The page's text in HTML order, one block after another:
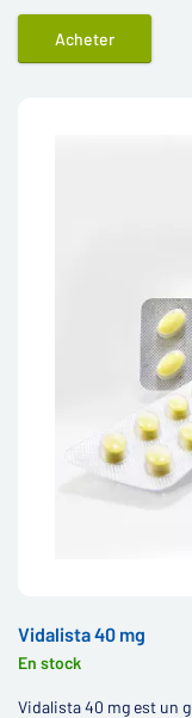
Acheter
Vidalista 40 mg
En stock
Vidalista 40 mg est un